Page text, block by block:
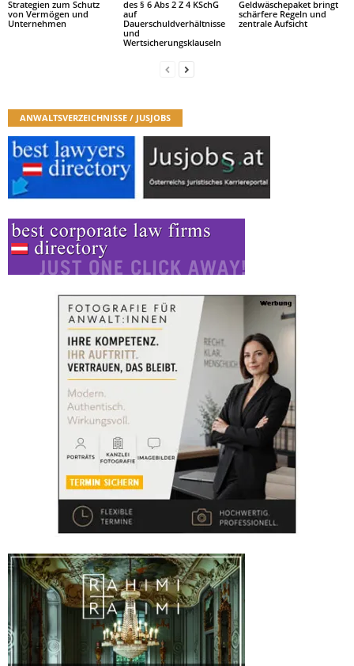
Strategien zum Schutz
von Vermögen und
Unternehmen
des § 6 Abs 2 Z 4 KSchG
auf
Dauerschuldverhältnisse
und
Wertsicherungsklauseln
Geldwäschepaket bringt
schärfere Regeln und
zentrale Aufsicht
ANWALTSVERZEICHNISSE / JUSJOBS